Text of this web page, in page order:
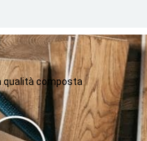
qualità composta